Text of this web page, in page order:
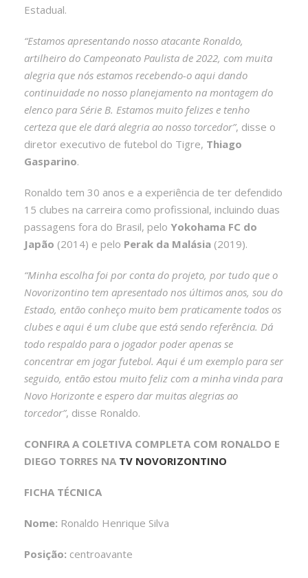
Estadual.
“Estamos apresentando nosso atacante Ronaldo,
artilheiro do Campeonato Paulista de 2022, com muita
alegria que nós estamos recebendo-o aqui dando
continuidade no nosso planejamento na montagem do
elenco para Série B. Estamos muito felizes e tenho
certeza que ele dará alegria ao nosso torcedor”, disse o
diretor executivo de futebol do Tigre, Thiago
Gasparino.
Ronaldo tem 30 anos e a experiência de ter defendido
15 clubes na carreira como profissional, incluindo duas
passagens fora do Brasil, pelo Yokohama FC do
Japão (2014) e pelo Perak da Malásia (2019).
“Minha escolha foi por conta do projeto, por tudo que o
Novorizontino tem apresentado nos últimos anos, sou do
Estado, então conheço muito bem praticamente todos os
clubes e aqui é um clube que está sendo referência. Dá
todo respaldo para o jogador poder apenas se
concentrar em jogar futebol. Aqui é um exemplo para ser
seguido, então estou muito feliz com a minha vinda para
Novo Horizonte e espero dar muitas alegrias ao
torcedor”, disse Ronaldo.
CONFIRA A COLETIVA COMPLETA COM RONALDO E
DIEGO TORRES NA TV NOVORIZONTINO
FICHA TÉCNICA
Nome: Ronaldo Henrique Silva
Posição: centroavante